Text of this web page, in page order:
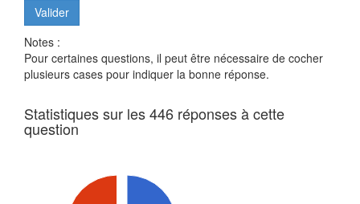
Notes :
Pour certaines questions, il peut être nécessaire de cocher
plusieurs cases pour indiquer la bonne réponse.
Statistiques sur les 446 réponses à cette
question